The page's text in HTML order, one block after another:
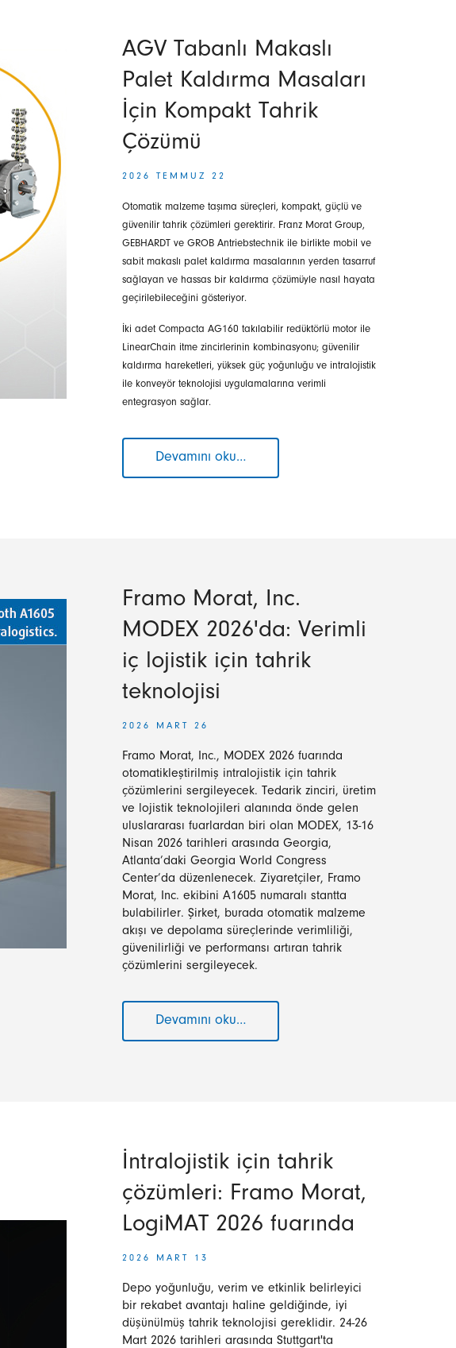
açtı
AGV Tabanlı Makaslı
Palet Kaldırma Masaları
İçin Kompakt Tahrik
Çözümü
2026 TEMMUZ 22
Otomatik malzeme taşıma süreçleri, kompakt, güçlü ve
güvenilir tahrik çözümleri gerektirir. Franz Morat Group,
GEBHARDT ve GROB Antriebstechnik ile birlikte mobil ve
sabit makaslı palet kaldırma masalarının yerden tasarruf
sağlayan ve hassas bir kaldırma çözümüyle nasıl hayata
geçirilebileceğini gösteriyor.
İki adet Compacta AG160 takılabilir redüktörlü motor ile
LinearChain itme zincirlerinin kombinasyonu; güvenilir
kaldırma hareketleri, yüksek güç yoğunluğu ve intralojistik
ile konveyör teknolojisi uygulamalarına verimli
entegrasyon sağlar.
Devamını oku…
AGV
Tabanlı
Kompakt
Tahrik
Çözümü
Framo Morat, Inc.
MODEX 2026'da: Verimli
iç lojistik için tahrik
teknolojisi
2026 MART 26
Framo Morat, Inc., MODEX 2026 fuarında
otomatikleştirilmiş intralojistik için tahrik
çözümlerini sergileyecek. Tedarik zinciri, üretim
ve lojistik teknolojileri alanında önde gelen
uluslararası fuarlardan biri olan MODEX, 13-16
Nisan 2026 tarihleri arasında Georgia,
Atlanta’daki Georgia World Congress
Center’da düzenlenecek. Ziyaretçiler, Framo
Morat, Inc. ekibini A1605 numaralı stantta
bulabilirler. Şirket, burada otomatik malzeme
akışı ve depolama süreçlerinde verimliliği,
güvenilirliği ve performansı artıran tahrik
çözümlerini sergileyecek.
Devamını oku…
Framo
Morat,
lojistik
için
tahrik
teknolojisi
İntralojistik için tahrik
çözümleri: Framo Morat,
LogiMAT 2026 fuarında
2026 MART 13
Depo yoğunluğu, verim ve etkinlik belirleyici
bir rekabet avantajı haline geldiğinde, iyi
düşünülmüş tahrik teknolojisi gereklidir. 24-26
Mart 2026 tarihleri arasında Stuttgart'ta